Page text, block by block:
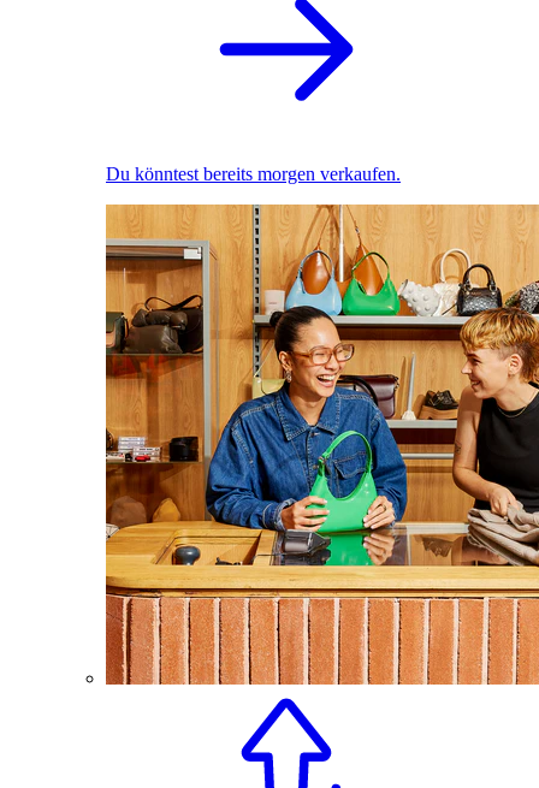
Du könntest bereits morgen verkaufen.